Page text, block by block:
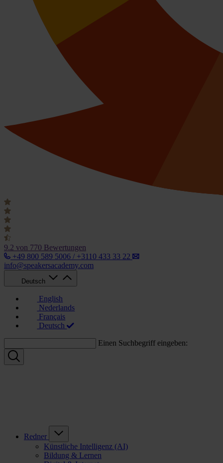
9.2 von 770 Bewertungen
+49 800 589 5006 / +3110 433 33 22
info@speakersacademy.com
Deutsch
English
Nederlands
Français
Deutsch
Einen Suchbegriff eingeben:
Redner
Künstliche Intelligenz (AI)
Bildung & Lernen